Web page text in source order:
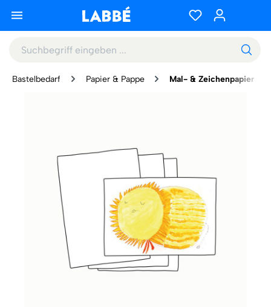
Bastelbedarf Papier & Pappe Mal- & Zeichenpapier